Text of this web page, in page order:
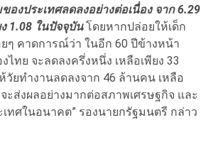
องประเทศลดลงอย่างต่อเนื่อง จาก 6.29
1.08 ในปัจจุบันโดยหากปล่อยให้เด็ก
ยๆ คาดการณ์ว่า ในอีก 60 ปีข้างหน้า
ไทย จะลดลงครึ่งหนึ่ง เหลือเพียง 33
ยทำงานลดลงจาก 46 ล้านคน เหลือ
ะส่งผลอย่างมากต่อสภาพเศรษฐกิจ และ
ทศในอนาคต” รองนายกรัฐมนตรี กล่าว